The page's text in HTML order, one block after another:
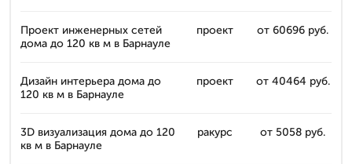
Проект инженерных сетей
дома до 120 кв м в Барнауле
проект от 60696 руб.
Дизайн интерьера дома до
120 кв м в Барнауле
проект от 40464 руб.
3D визуализация дома до 120
кв м в Барнауле
ракурс от 5058 руб.